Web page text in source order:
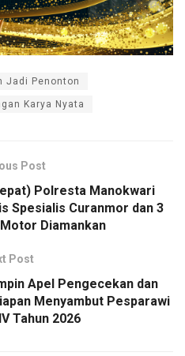
Jadi Penonton
Karya Nyata
Post
Polresta Manokwari
Spesialis Curanmor dan 3
Diamankan
Post
Apel Pengecekan dan
Menyambut Pesparawi
Tahun 2026